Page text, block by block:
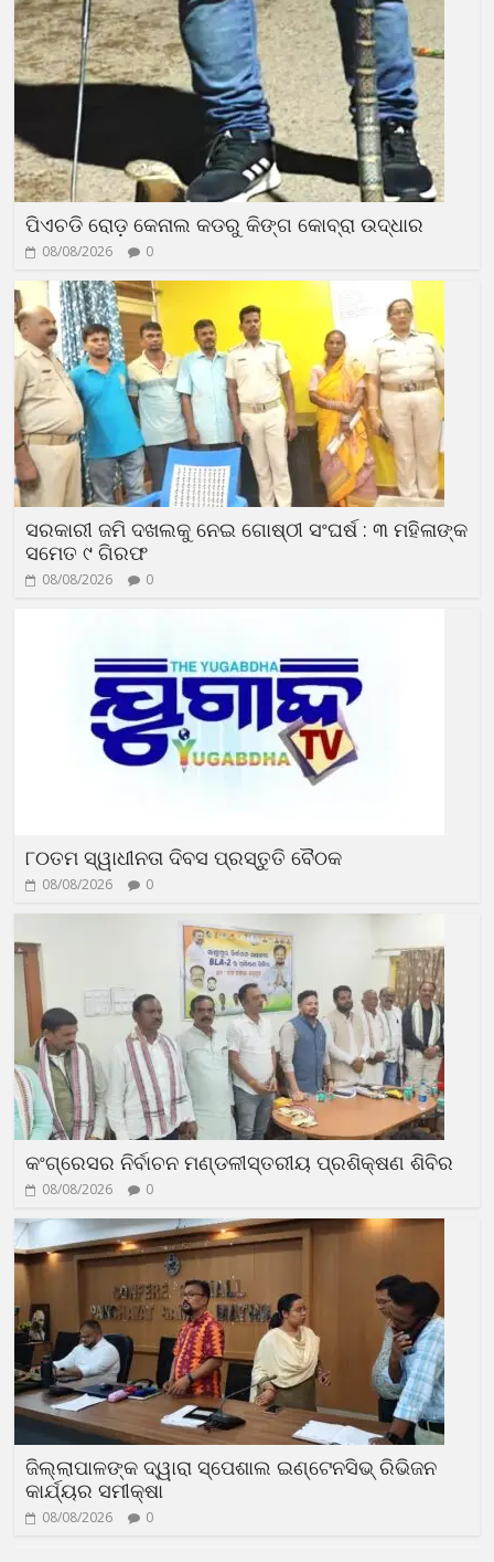
ପିଏଚଡି ରୋଡ଼ କେନାଲ କଡରୁ କିଙ୍ଗ କୋବ୍ରା ଉଦ୍ଧାର
08/08/2026 0
ସରକାରୀ ଜମି ଦଖଲକୁ ନେଇ ଗୋଷ୍ଠୀ ସଂଘର୍ଷ : ୩ ମହିଳାଙ୍କ
ସମେତ ୯ ଗିରଫ
08/08/2026 0
୮୦ତମ ସ୍ୱାଧୀନତା ଦିବସ ପ୍ରସ୍ତୁତି ବୈଠକ
08/08/2026 0
କଂଗ୍ରେସର ନିର୍ବାଚନ ମଣ୍ଡଳୀସ୍ତରୀୟ ପ୍ରଶିକ୍ଷଣ ଶିବିର
08/08/2026 0
ଜିଲ୍ଲାପାଳଙ୍କ ଦ୍ୱାରା ସ୍ପେଶାଲ ଇଣ୍ଟେନସିଭ୍ ରିଭିଜନ
କାର୍ଯ୍ୟର ସମୀକ୍ଷା
08/08/2026 0